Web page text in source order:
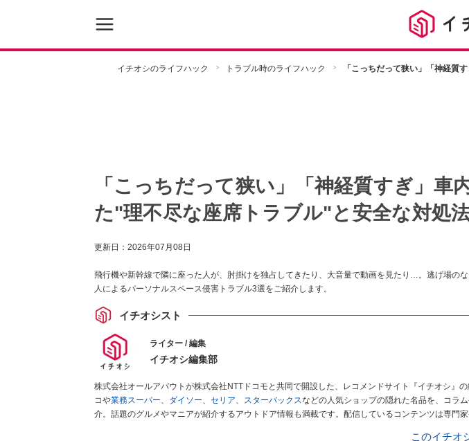
イチオシのライフハック トラブル時のライフハック 「こっちだって狭い」「神経質
「こっちだって狭い」「神経質すぎ」車
た"理不尽な座席トラブル"と安全な対処
更新日： 2026年07月08日
飛行機や新幹線で隣に座った人が、肘掛けを独占してきたり、大音量で動画を見たり…。逃げ場の
人によるパーソナルスペース侵害トラブル3選をご紹介します。
イチオシスト
ライター / 編集
イチオシ編集部
株式会社オールアバウトが株式会社NTTドコモと共同で開設した、レコメンドサイト『イチオシ』の
コや業務スーパー、 ダイソー、 セリア、 スターバックスなどの人気ショップの隠れた名品を、コラ
介。話題のグルメやマニアが紹介するアウトドア情報も満載です。配信しているコンテンツは専門
このイチオ